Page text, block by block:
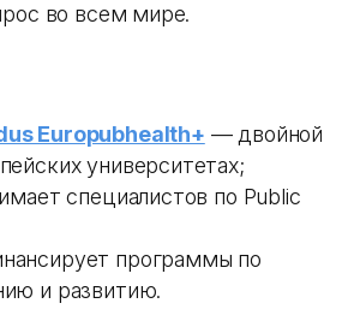
во всем мире.
Europubhealth+ — двойной
университетах;
специалистов по Public
программы по
и развитию.